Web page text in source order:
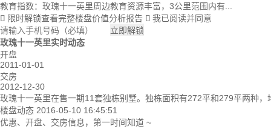
教育指数：玫瑰十一英里周边教育资源丰富，3公里范围内有...
 限时解锁查看完整楼盘价值分析报告  我已阅读并同意
立即解锁
玫瑰十一英里实时动态
开盘
2011-01-01
交房
2012-12-30
玫瑰十一英里在售一期11套独栋别墅。独栋面积有272平和279平两种
楼盘动态 2016-05-10 16:45:51
优惠、开盘、交房信息，第一时间知道 ~